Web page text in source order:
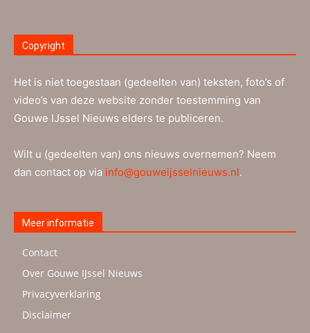
Copyright
Het is niet toegestaan (gedeelten van) teksten, foto’s of
video’s van deze website zonder toestemming van
Gouwe IJssel Nieuws elders te publiceren.
Wilt u (gedeelten van) ons nieuws overnemen? Neem
dan contact op via info@gouweijsselnieuws.nl.
Meer informatie
Contact
Over Gouwe IJssel Nieuws
Privacyverklaring
Disclaimer